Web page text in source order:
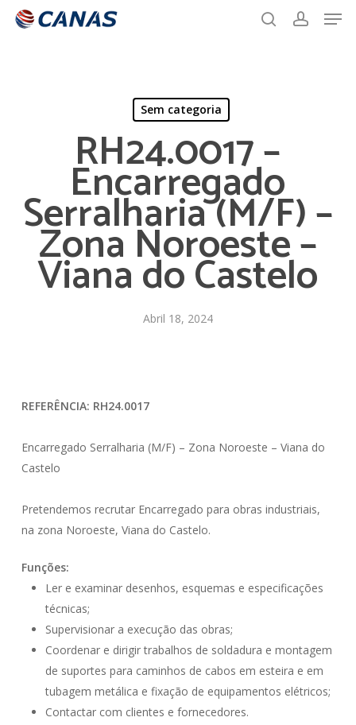
Skip
Sem categoria
RH24.0017 –
Encarregado
Serralharia (M/F) –
Zona Noroeste –
Viana do Castelo
Abril 18, 2024
REFERÊNCIA: RH24.0017
Encarregado Serralharia (M/F) – Zona Noroeste – Viana do
Castelo
Pretendemos recrutar Encarregado para obras industriais,
na zona Noroeste, Viana do Castelo.
Funções:
Ler e examinar desenhos, esquemas e especificações
técnicas;
Supervisionar a execução das obras;
Coordenar e dirigir trabalhos de soldadura e montagem
de suportes para caminhos de cabos em esteira e em
tubagem metálica e fixação de equipamentos elétricos;
Contactar com clientes e fornecedores.